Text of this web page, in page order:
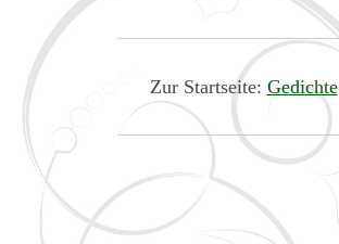
Zur Startseite: Gedichte